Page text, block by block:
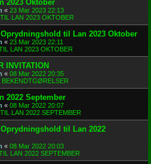
2023 Oktober
« 23 Mar 2023 22:13
LAN 2023 OKTOBER
til Lan 2023 Oktober
« 23 Mar 2023 22:11
LAN 2023 OKTOBER
INVITATION
« 08 Mar 2022 20:35
BEKENDTGØRELSER
2022 September
« 08 Mar 2022 20:07
LAN 2022 SEPTEMBER
til Lan 2022
« 08 Mar 2022 20:03
LAN 2022 SEPTEMBER